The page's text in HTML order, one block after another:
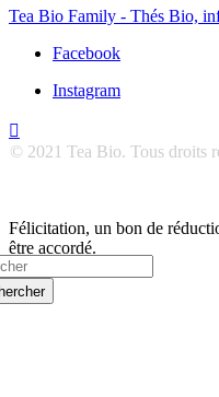
Tea Bio Family - Thés Bio,
Facebook
Instagram

© 2021 Tea Bio. Tous droits
Félicitation, un bon de
être accordé.